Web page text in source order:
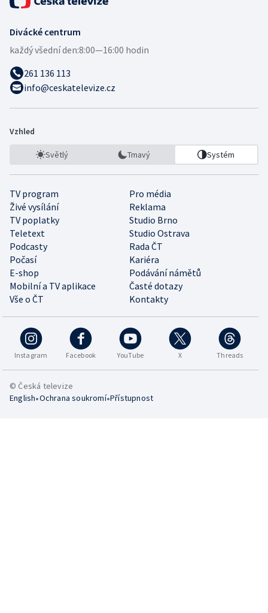
Divácké centrum
každý všední den:8:00—16:00 hodin
261 136 113
info@ceskatelevize.cz
Vzhled
Světlý Tmavý Systém
TV program
Pro média
Živé vysílání
Reklama
TV poplatky
Studio Brno
Teletext
Studio Ostrava
Podcasty
Rada ČT
Počasí
Kariéra
E-shop
Podávání námětů
Mobilní a TV aplikace
Časté dotazy
Vše o ČT
Kontakty
Instagram Facebook YouTube X Threads
© Česká televize
English•Ochrana soukromí•Přístupnost